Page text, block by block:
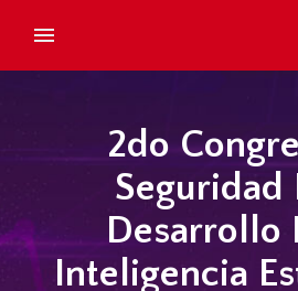
2do
Seguridad
Desarrollo
Inteligencia